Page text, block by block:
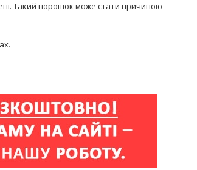
Такий порошок може стати причиною